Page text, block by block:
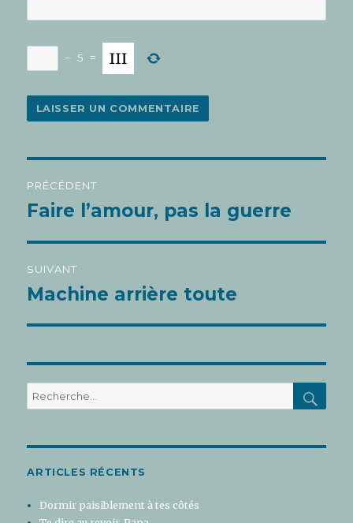
− 5 =
PRÉCÉDENT
Article
Faire l’amour, pas la guerre
SUIVANT
Article
Machine arrière toute
Recherche
pour
ARTICLES RÉCENTS
Dormir paisiblement à tes côtés